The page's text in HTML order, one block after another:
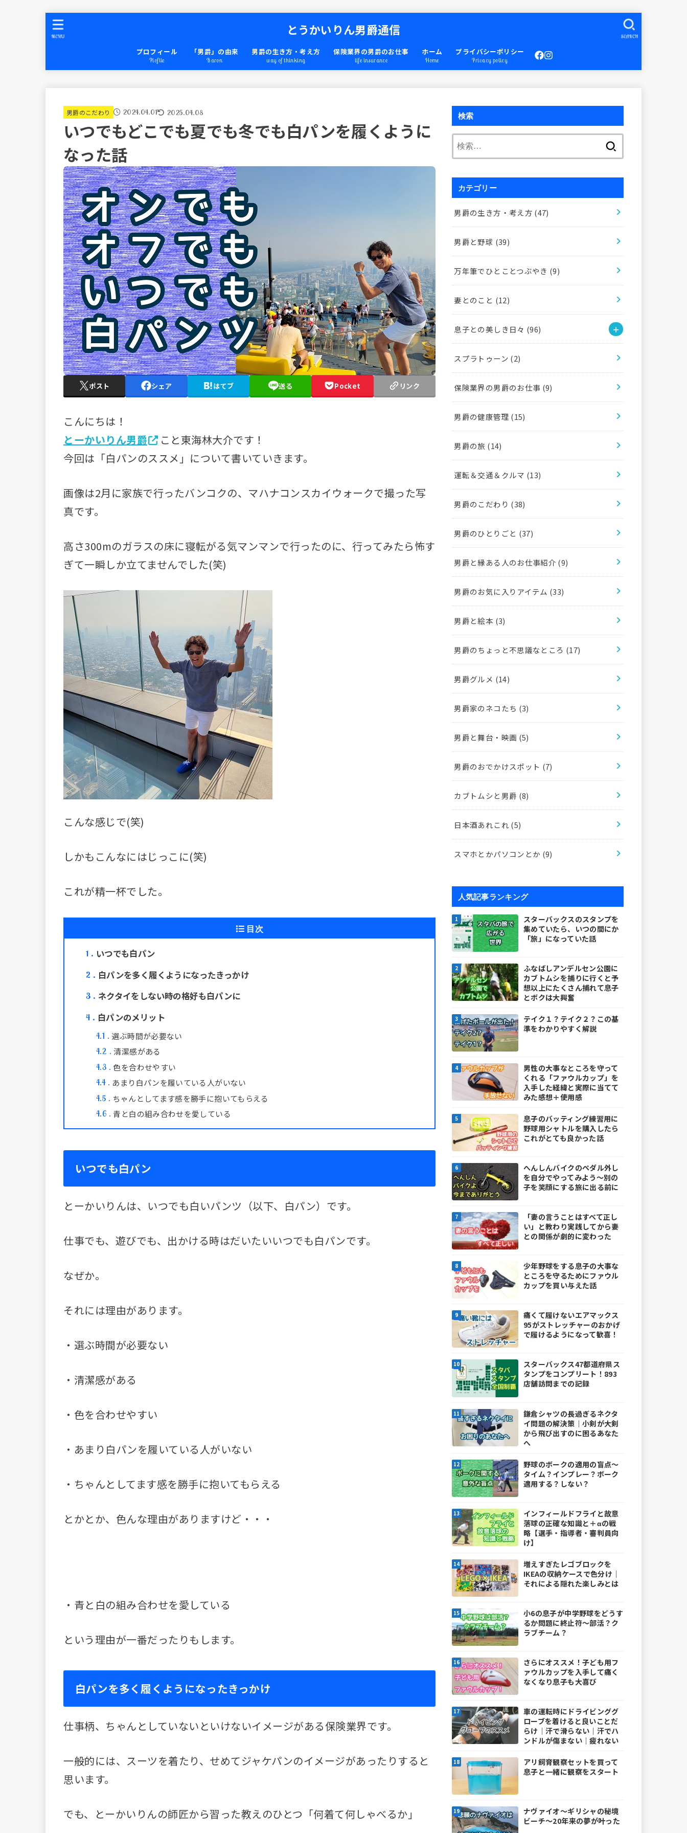
とうかいりん男爵通信
プロフィール
Plofile
「男爵」の由来
Baron
男爵の生き方・考え方
way of thinking
保険業界の男爵のお仕事
life insurance
ホーム
Home
プライバシーポリシー
Privacy policy
SEARCH
MENU
男爵のこだわり 2024.04.01 2025.04.08
いつでもどこでも夏でも冬でも白パンを履くように
なった話
ポスト シェア はてブ 送る Pocket リンク
こんにちは！
とーかいりん男爵
こと東海林大介です！
今回は「白パンのススメ」について書いていきます。
画像は2月に家族で行ったバンコクの、マハナコンスカイウォークで撮った写
真です。
高さ300mのガラスの床に寝転がる気マンマンで行ったのに、行ってみたら怖す
ぎて一瞬しか立てませんでした(笑)
こんな感じで(笑)
しかもこんなにはじっこに(笑)
これが精一杯でした。
目次
1 いつでも白パン
2 白パンを多く履くようになったきっかけ
3 ネクタイをしない時の格好も白パンに
4 白パンのメリット
4.1 選ぶ時間が必要ない
4.2 清潔感がある
4.3 色を合わせやすい
4.4 あまり白パンを履いている人がいない
4.5 ちゃんとしてます感を勝手に抱いてもらえる
4.6 青と白の組み合わせを愛している
いつでも白パン
とーかいりんは、いつでも白いパンツ（以下、白パン）です。
仕事でも、遊びでも、出かける時はだいたいいつでも白パンです。
なぜか。
それには理由があります。
・選ぶ時間が必要ない
・清潔感がある
・色を合わせやすい
・あまり白パンを履いている人がいない
・ちゃんとしてます感を勝手に抱いてもらえる
とかとか、色んな理由がありますけど・・・
・青と白の組み合わせを愛している
という理由が一番だったりもします。
白パンを多く履くようになったきっかけ
仕事柄、ちゃんとしていないといけないイメージがある保険業界です。
一般的には、スーツを着たり、せめてジャケパンのイメージがあったりすると
思います。
でも、とーかいりんの師匠から習った教えのひとつ「何着て何しゃべるか」
検索
カテゴリー
男爵の生き方・考え方 (47)
男爵と野球 (39)
万年筆でひとことつぶやき (9)
妻とのこと (12)
息子との美しき日々 (96)
スプラトゥーン (2)
保険業界の男爵のお仕事 (9)
男爵の健康管理 (15)
男爵の旅 (14)
運転＆交通＆クルマ (13)
男爵のこだわり (38)
男爵のひとりごと (37)
男爵と縁ある人のお仕事紹介 (9)
男爵のお気に入りアイテム (33)
男爵と絵本 (3)
男爵のちょっと不思議なところ (17)
男爵グルメ (14)
男爵家のネコたち (3)
男爵と舞台・映画 (5)
男爵のおでかけスポット (7)
カブトムシと男爵 (8)
日本酒あれこれ (5)
スマホとかパソコンとか (9)
人気記事ランキング
スターバックスのスタンプを
集めていたら、いつの間にか
「旅」になっていた話
ふなばしアンデルセン公園に
カブトムシを捕りに行くと予
想以上にたくさん捕れて息子
とボクは大興奮
テイク１？テイク２？この基
準をわかりやすく解説
男性の大事なところを守って
くれる「ファウルカップ」を
入手した経緯と実際に当てて
みた感想＋使用感
息子のバッティング練習用に
野球用シャトルを購入したら
これがとても良かった話
へんしんバイクのペダル外し
を自分でやってみよう～別の
子を笑顔にする旅に出る前に
「妻の言うことはすべて正し
い」と教わり実践してから妻
との関係が劇的に変わった
少年野球をする息子の大事な
ところを守るためにファウル
カップを買い与えた話
痛くて履けないエアマックス
95がストレッチャーのおかげ
で履けるようになって歓喜！
スターバックス47都道府県ス
タンプをコンプリート！893
店舗訪問までの記録
鎌倉シャツの長過ぎるネクタ
イ問題の解決策｜小剣が大剣
から飛び出すのに困るあなた
へ
野球のボークの適用の盲点～
タイム？インプレー？ボーク
適用する？しない？
インフィールドフライと故意
落球の正確な知識と＋αの戦
略【選手・指導者・審判員向
け】
増えすぎたレゴブロックを
IKEAの収納ケースで色分け｜
それによる隠れた楽しみとは
小6の息子が中学野球をどうす
るか問題に終止符～部活？ク
ラブチーム？
さらにオススメ！子ども用フ
ァウルカップを入手して痛く
なくなり息子も大喜び
車の運転時にドライビンググ
ローブを着けると良いことだ
らけ｜汗で滑らない｜汗でハ
ンドルが傷まない｜疲れない
アリ飼育観察セットを買って
息子と一緒に観察をスタート
ナヴァイオ～ギリシャの秘境
ビーチ～20年来の夢が叶った